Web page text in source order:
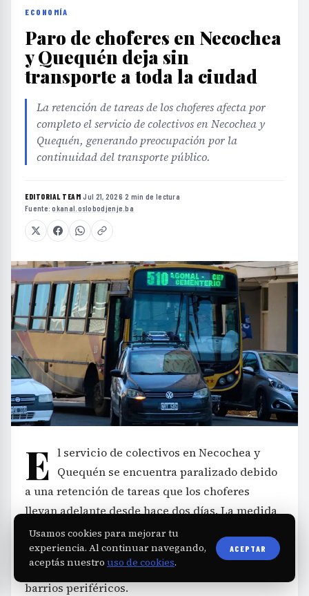
ECONOMÍA
Paro de choferes en Necochea
y Quequén deja sin
transporte a toda la ciudad
La retención de tareas de los choferes afecta por
completo el servicio de colectivos en Necochea y
Quequén, generando preocupación por la
continuidad del transporte público.
EDITORIAL TEAM·Jul 21, 2026·2 min de lectura·
Fuente:okanal.oslobodjenje.ba
E l servicio de colectivos en Necochea y
Quequén se encuentra paralizado debido
a una retención de tareas que los choferes
llevan adelante desde hace dos días. La medida
afecta a todas las líneas de transporte, dejando
sin conexión a los usuarios en diferentes zonas
de ambas ciudades, incluido el centro, la playa y
barrios periféricos.
Usamos cookies para mejorar tu
experiencia. Al continuar navegando,
aceptás nuestro uso de cookies.
ACEPTAR